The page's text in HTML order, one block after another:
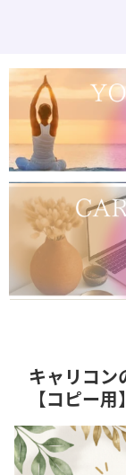
キャリコン
【コピー用】